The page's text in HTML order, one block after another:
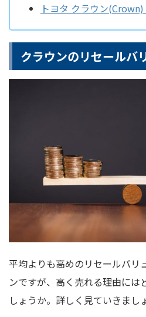
トヨタ クラウン
クラウンのリセールバ
平均よりも高めのリセールバリ
ンですが、高く売れる理由には
しょうか。詳しく見ていきまし